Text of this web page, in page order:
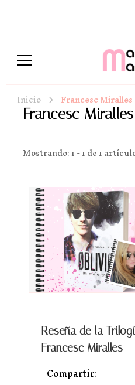
Inicio Francesc Miralles
Francesc Miralles
Mostrando: 1 - 1 de 1
Reseña de la
Francesc Miralles
Compartir: